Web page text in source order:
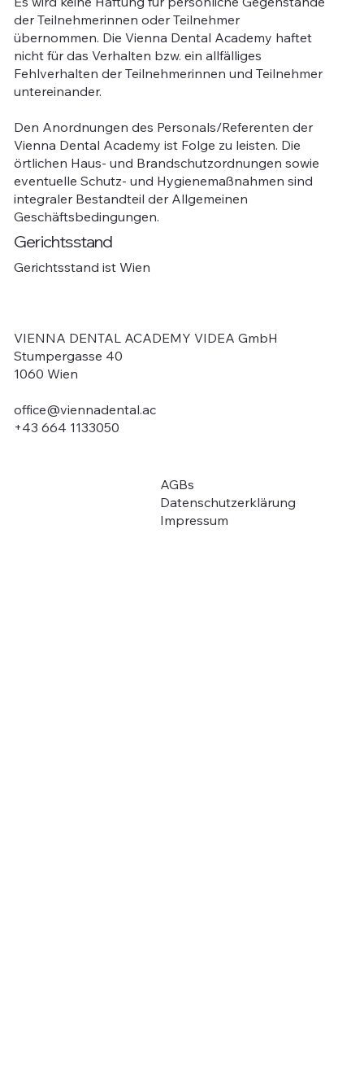
der Teilnehmerinnen oder Teilnehmer
übernommen. Die Vienna Dental Academy haftet
nicht für das Verhalten bzw. ein allfälliges
Fehlverhalten der Teilnehmerinnen und Teilnehmer
untereinander.
Den Anordnungen des Personals/Referenten der
Vienna Dental Academy ist Folge zu leisten. Die
örtlichen Haus- und Brandschutzordnungen sowie
eventuelle Schutz- und Hygienemaßnahmen sind
integraler Bestandteil der Allgemeinen
Geschäftsbedingungen.
Gerichtsstand
Gerichtsstand ist Wien
VIENNA DENTAL ACADEMY VIDEA GmbH
Stumpergasse 40
1060 Wien
office@viennadental.ac
+43 664 1133050
AGBs
Datenschutzerklärung
Impressum